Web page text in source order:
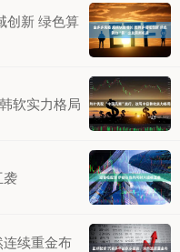
创新 绿色算
软实力格局
袭
续重金布